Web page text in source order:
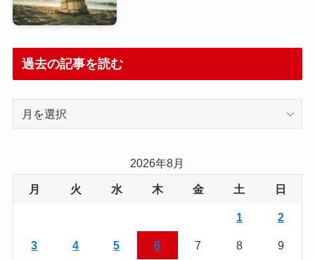
過去の記事を読む
事
2026年8月
月 火 水 木 金 土 日
1 2
3 4 5 6 7 8 9